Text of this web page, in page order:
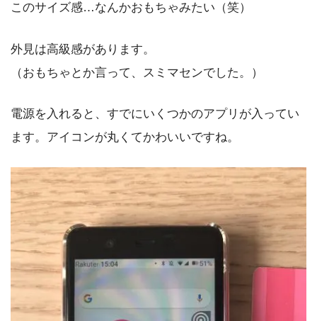
このサイズ感…なんかおもちゃみたい（笑）
外見は高級感があります。
（おもちゃとか言って、スミマセンでした。）
電源を入れると、すでにいくつかのアプリが入ってい
ます。アイコンが丸くてかわいいですね。